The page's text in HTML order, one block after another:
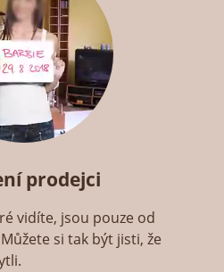
prodejci
vidíte, jsou pouze od
si tak být jisti, že